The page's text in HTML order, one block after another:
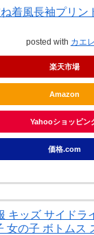
着風長袖プリン
posted with カエ
楽天市場
Amazon
Yahooショッピン
価格.com
キッズ サイドラ
女の子 ボトムス